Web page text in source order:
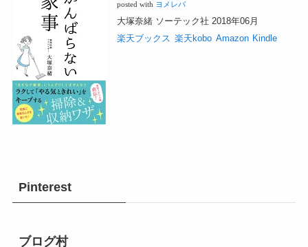
posted with ヨメレバ
大塚奈緒 ソーテック社 2018年06月
楽天ブックス 楽天kobo Amazon Kindle
Pinterest
ブログ村